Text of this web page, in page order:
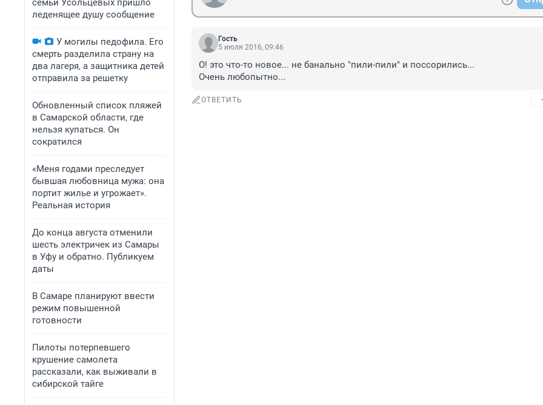
семьи Усольцевых пришло
леденящее душу сообщение
У могилы педофила. Его
смерть разделила страну на
два лагеря, а защитника детей
отправила за решетку
Обновленный список пляжей
в Самарской области, где
нельзя купаться. Он
сократился
«Меня годами преследует
бывшая любовница мужа: она
портит жилье и угрожает».
Реальная история
До конца августа отменили
шесть электричек из Самары
в Уфу и обратно. Публикуем
даты
В Самаре планируют ввести
режим повышенной
готовности
Пилоты потерпевшего
крушение самолета
рассказали, как выживали в
сибирской тайге
Гость
5 июля 2016, 09:46
О! это что-то новое... не банально "пили-пили" и поссорились...
Очень любопытно...
ОТВЕТИТЬ